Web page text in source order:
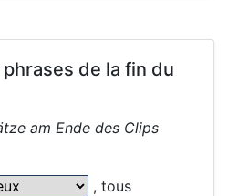
de la fin du
am Ende des Clips
, tous